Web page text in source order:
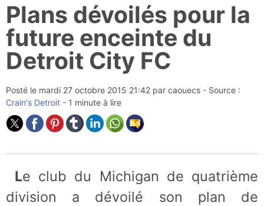
Plans dévoilés pour la
future enceinte du
Detroit City FC
Posté le mardi 27 octobre 2015 21:42 par caouecs - Source :
Crain's Detroit - 1 minute à lire
Le club du Michigan de quatrième
division a dévoilé son plan de